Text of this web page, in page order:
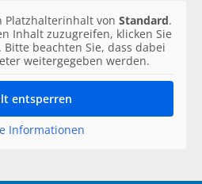
Platzhalterinhalt von Standard.
Inhalt zuzugreifen, klicken Sie
beachten Sie, dass dabei
weitergegeben werden.
entsperren
Informationen